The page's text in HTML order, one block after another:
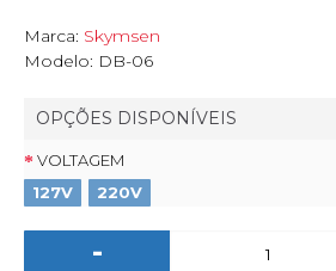
Marca: Skymsen
Modelo: DB-06
OPÇÕES DISPONÍVEIS
VOLTAGEM
127V
220V
-